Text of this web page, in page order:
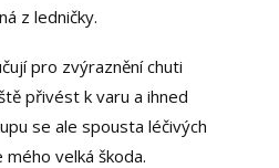
z ledničky.
pro zvýraznění chuti
přivést k varu a ihned
se ale spousta léčivých
velká škoda.